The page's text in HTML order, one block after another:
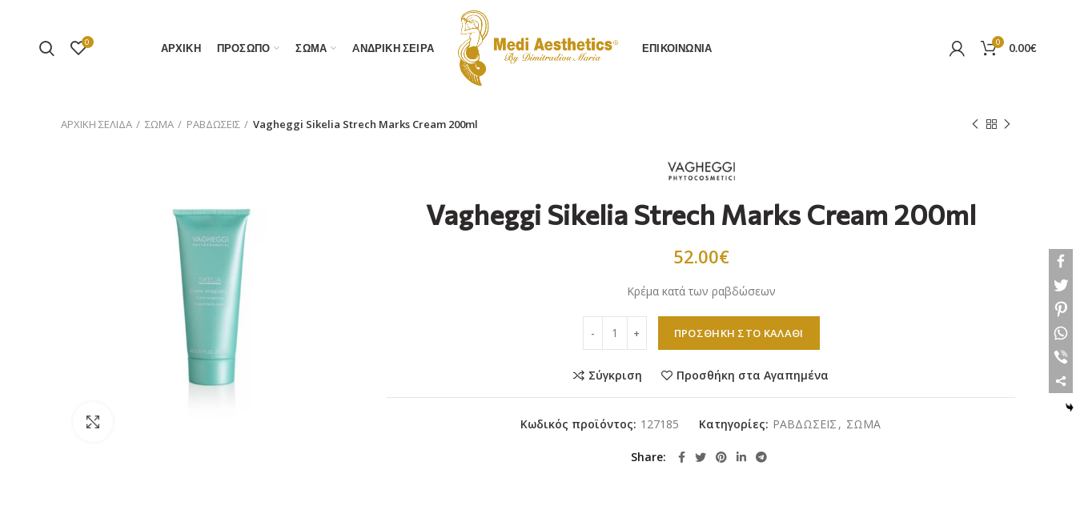
0 ΑΡΧΙΚΗ ΠΡΟΣΩΠΟ ΣΩΜΑ AΝΔΡΙΚΗ ΣΕΙΡΑ ΕΠΙΚΟΙΝΩΝΙΑ 0 0.00€
ΑΡΧΙΚΉ ΣΕΛΊΔΑ ΣΩΜΑ ΡΑΒΔΩΣΕΙΣ Vagheggi Sikelia Strech Marks Cream 200ml
Vagheggi Sikelia Strech Marks Cream 200ml
52.00€
Κρέμα κατά των ραβδώσεων
ΠΡΟΣΘΉΚΗ ΣΤΟ ΚΑΛΆΘΙ
Σύγκριση Προσθήκη στα Αγαπημένα
Κωδικός προϊόντος: 127185 Κατηγορίες: ΡΑΒΔΩΣΕΙΣ , ΣΩΜΑ
Share